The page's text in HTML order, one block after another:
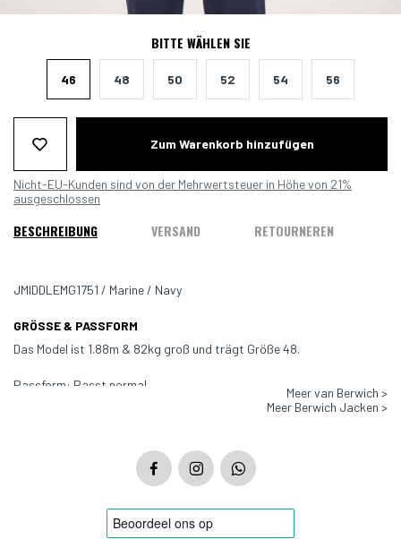
BITTE WÄHLEN SIE
46 48 50 52 54 56
Zum Warenkorb hinzufügen
Nicht-EU-Kunden sind von der Mehrwertsteuer in Höhe von 21%
ausgeschlossen
BESCHREIBUNG VERSAND RETOURNEREN
JMIDDLEMG1751 / Marine / Navy
GRÖSSE & PASSFORM
Das Model ist 1.88m & 82kg groß und trägt Größe 48.
Passform: Passt normal
Meer van Berwich >
Meer Berwich Jacken >